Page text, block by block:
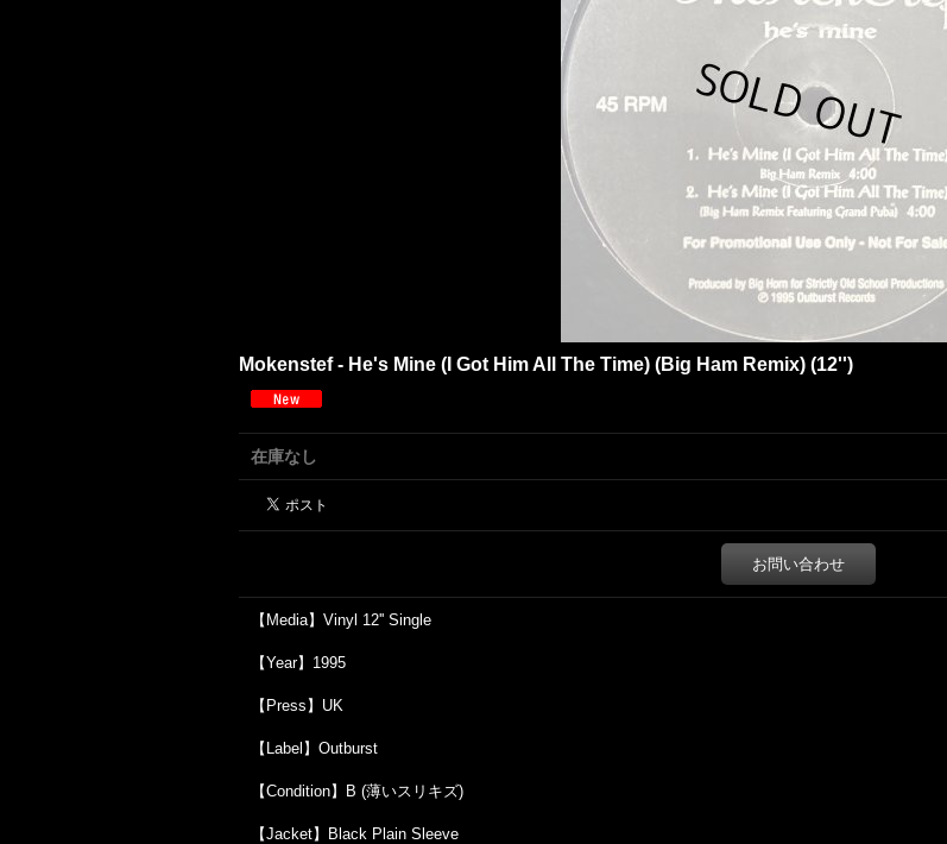
Mokenstef - He's Mine (I Got Him All The Time) (Big Ham Remix) (12'')
在庫なし
お問い合わせ
【Media】Vinyl 12'' Single
【Year】1995
【Press】UK
【Label】Outburst
【Condition】B (薄いスリキズ)
【Jacket】Black Plain Sleeve